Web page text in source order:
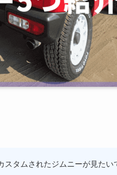
タムされたジムニーが見たい